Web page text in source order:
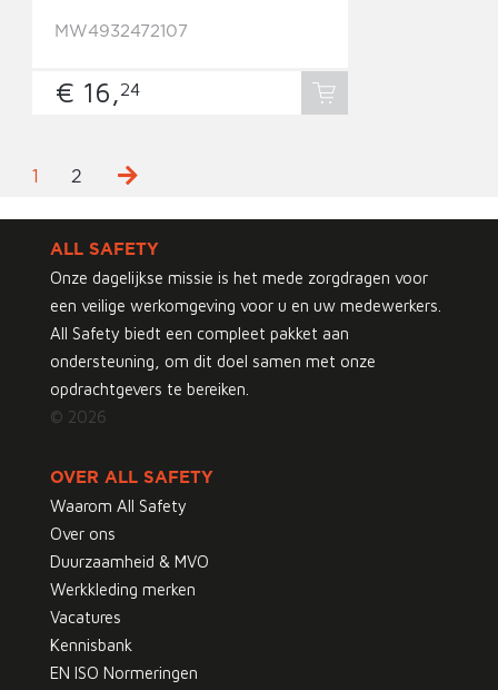
MW4932472107
€ 16,24
1 2
ALL SAFETY
Onze dagelijkse missie is het mede zorgdragen voor
een veilige werkomgeving voor u en uw medewerkers.
All Safety biedt een compleet pakket aan
ondersteuning, om dit doel samen met onze
opdrachtgevers te bereiken.
© 2026
OVER ALL SAFETY
Waarom All Safety
Over ons
Duurzaamheid & MVO
Werkkleding merken
Vacatures
Kennisbank
EN ISO Normeringen